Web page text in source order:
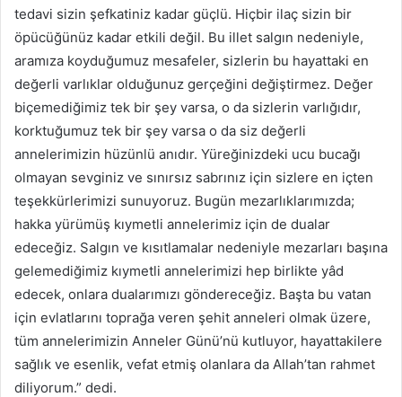
tedavi sizin şefkatiniz kadar güçlü. Hiçbir ilaç sizin bir
öpücüğünüz kadar etkili değil. Bu illet salgın nedeniyle,
aramıza koyduğumuz mesafeler, sizlerin bu hayattaki en
değerli varlıklar olduğunuz gerçeğini değiştirmez. Değer
biçemediğimiz tek bir şey varsa, o da sizlerin varlığıdır,
korktuğumuz tek bir şey varsa o da siz değerli
annelerimizin hüzünlü anıdır. Yüreğinizdeki ucu bucağı
olmayan sevginiz ve sınırsız sabrınız için sizlere en içten
teşekkürlerimizi sunuyoruz. Bugün mezarlıklarımızda;
hakka yürümüş kıymetli annelerimiz için de dualar
edeceğiz. Salgın ve kısıtlamalar nedeniyle mezarları başına
gelemediğimiz kıymetli annelerimizi hep birlikte yâd
edecek, onlara dualarımızı göndereceğiz. Başta bu vatan
için evlatlarını toprağa veren şehit anneleri olmak üzere,
tüm annelerimizin Anneler Günü’nü kutluyor, hayattakilere
sağlık ve esenlik, vefat etmiş olanlara da Allah’tan rahmet
diliyorum.” dedi.